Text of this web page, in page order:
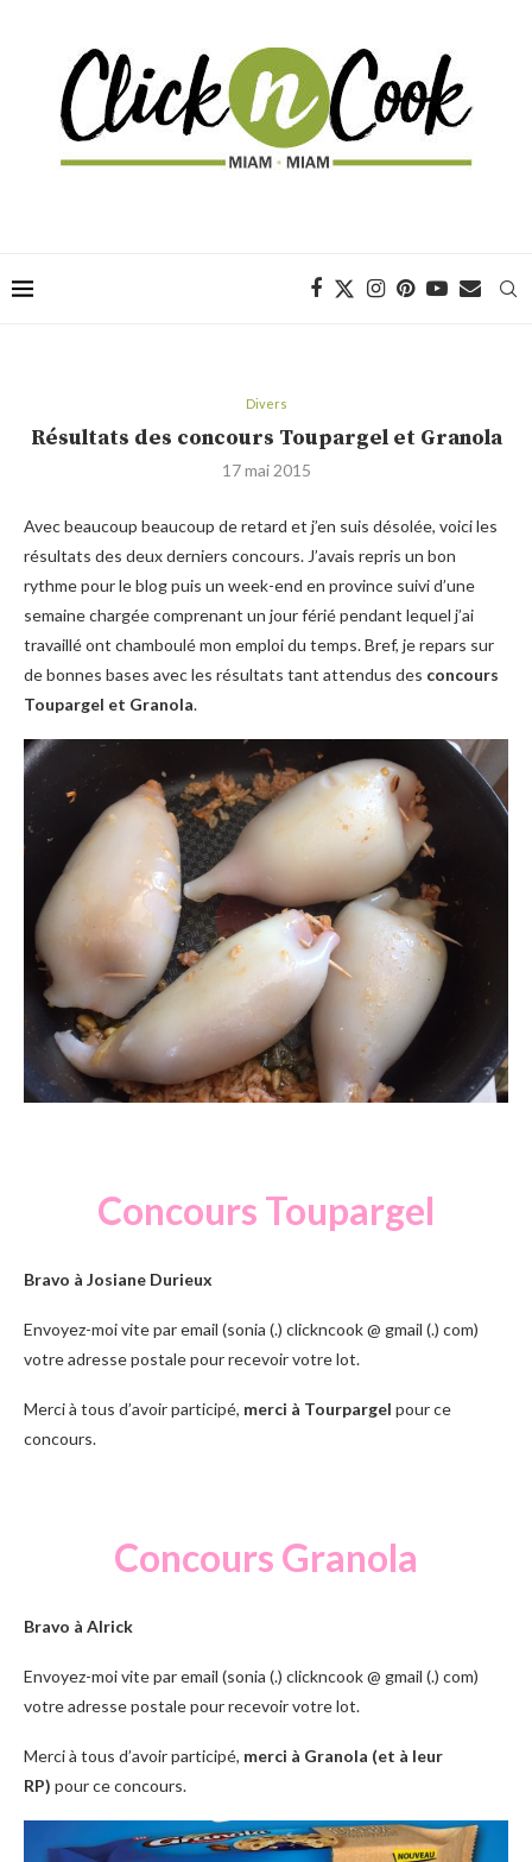
Divers
Résultats des concours Toupargel et Granola
17 mai 2015
Avec beaucoup beaucoup de retard et j’en suis désolée, voici les
résultats des deux derniers concours. J’avais repris un bon
rythme pour le blog puis un week-end en province suivi d’une
semaine chargée comprenant un jour férié pendant lequel j’ai
travaillé ont chamboulé mon emploi du temps. Bref, je repars sur
de bonnes bases avec les résultats tant attendus des concours
Toupargel et Granola.
Concours Toupargel
Bravo à Josiane Durieux
Envoyez-moi vite par email (sonia (.) clickncook @ gmail (.) com)
votre adresse postale pour recevoir votre lot.
Merci à tous d’avoir participé, merci à Tourpargel pour ce
concours.
Concours Granola
Bravo à Alrick
Envoyez-moi vite par email (sonia (.) clickncook @ gmail (.) com)
votre adresse postale pour recevoir votre lot.
Merci à tous d’avoir participé, merci à Granola (et à leur
RP) pour ce concours.